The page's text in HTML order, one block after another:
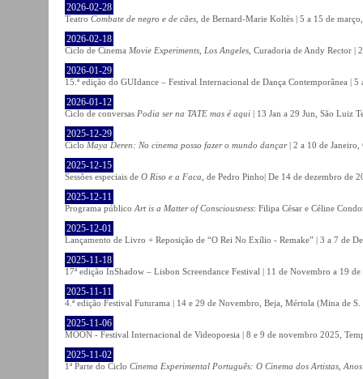
2026-02-28
Teatro Combate de negro e de cães , de Bernard-Marie Koltès | 5 a 15 de
2026-02-18
Ciclo de Cinema Movie Experiments, Los Angeles , Curadoria de Andy Rector
2026-01-29
15.ª edição do GUIdance – Festival Internacional de Dança Contemporânea |
2026-01-12
Ciclo de conversas Podia ser na TATE mas é aqui | 13 Jan a 29 Jun, São Luiz
2025-12-29
Ciclo Maya Deren: No cinema posso fazer o mundo dançar| 2 a 10 de Janeiro,
2025-12-15
Sessões especiais de O Riso e a Faca , de Pedro Pinho| De 14 de dezembro de
2025-12-11
Programa público Art is a Matter of Consciousness: Filipa César e Céline
2025-12-01
Lançamento de Livro + Reposição de “O Rei No Exílio - Remake” | 3 a 7 de
2025-11-18
17ª edição InShadow – Lisbon Screendance Festival | 11 de Novembro a 19
2025-11-11
4.ª edição Festival Futurama | 14 e 29 de Novembro, Beja, Mértola (Mina de
2025-11-06
MOON - Festival Internacional de Videopoesia | 8 e 9 de novembro 2025,
2025-11-02
1ª Parte do Ciclo Cinema Experimental Português: O Cinema dos Artistas,